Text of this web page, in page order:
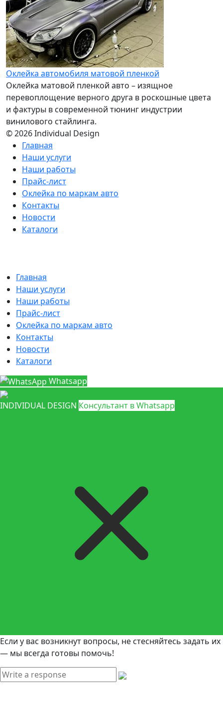
Оклейка автомобиля матовой пленкой
Оклейка матовой пленкой авто – изящное
перевоплощение верного друга в роскошные цвета
и фактуры в современной тюнинг индустрии
винилового стайлинга.
© 2026 Individual Design
Главная
Наши услуги
Наши работы
Прайс-лист
Оклейка по маркам авто
Контакты
Новости
Каталоги
Главная
Наши услуги
Наши работы
Прайс-лист
Оклейка по маркам авто
Контакты
Новости
Каталоги
Whatsapp
INDIVIDUAL DESIGN Консультант в Whatsapp
Если у вас возникнут вопросы, не стесняйтесь задать их
— мы всегда готовы помочь!